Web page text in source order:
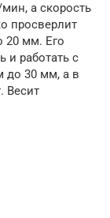
а скорость
просверлит
20 мм. Его
и работать с
до 30 мм, а в
Весит